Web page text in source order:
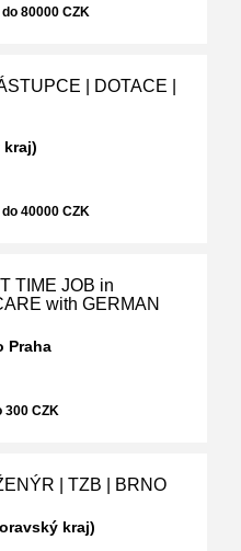
80000 CZK
| DOTACE |
40000 CZK
TIME JOB in
with GERMAN
Praha
300 CZK
| TZB | BRNO
kraj)